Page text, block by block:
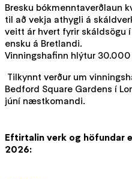
Bresku bókmenntaverðlaun
til að vekja athygli á
veitt ár hvert fyrir skáldsögu
ensku á Bretlandi.
Vinningshafinn hlýtur 30.000
Tilkynnt verður um
Bedford Square Gardens í
júní næstkomandi.
Eftirtalin verk og höfundar
2026: